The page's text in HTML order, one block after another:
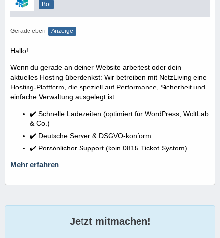
Bot
Gerade eben Anzeige
Hallo!
Wenn du gerade an deiner Website arbeitest oder dein
aktuelles Hosting überdenkst: Wir betreiben mit NetzLiving eine
Hosting-Plattform, die speziell auf Performance, Sicherheit und
einfache Verwaltung ausgelegt ist.
✔️ Schnelle Ladezeiten (optimiert für WordPress, WoltLab
& Co.)
✔️ Deutsche Server & DSGVO-konform
✔️ Persönlicher Support (kein 0815-Ticket-System)
Mehr erfahren
Jetzt mitmachen!